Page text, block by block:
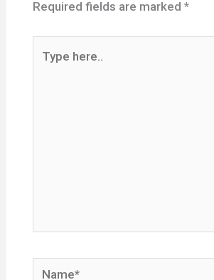
Required fields are marked *
Name*